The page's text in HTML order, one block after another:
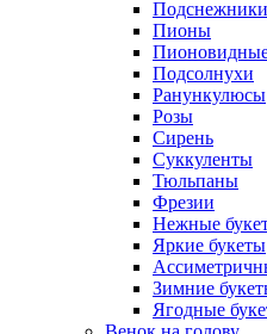
Подснежники
Пионы
Подсолнухи
Ранункулюсы
Розы
Сирень
Суккуленты
Тюльпаны
Фрезии
Нежные
Яркие букеты
Зимние
Ягодные